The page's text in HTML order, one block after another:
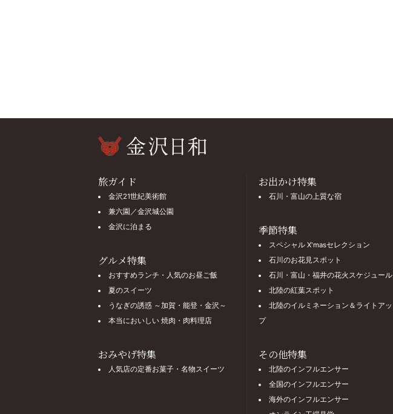
旅ガイド
金沢21世紀美術館
兼六園／金沢城公園
金沢に泊まる
グルメ特集
おすすめランチ・人気のお昼ご飯
夏のスイーツ
うなぎの誘惑 ～加賀・能登・金沢～
本当においしい 焼肉・肉料理店
おみやげ特集
人気店の定番お菓子・名物スイーツ
お出かけ特集
石川・富山の上質な宿
季節特集
スペシャル X'masセレクション
石川のお花見スポット
石川・富山・福井の花火スケジュール
北陸の紅葉スポット
北陸のイルミネーション＆ライトアッ
プ
その他特集
北陸のインフルエンサー
全国のインフルエンサー
海外のインフルエンサー